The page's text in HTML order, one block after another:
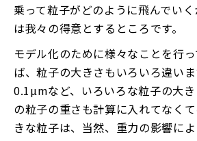
乗って粒子がどのように飛んでい
は我々の得意とするところです。
モデル化のために様々なことを行
ば、粒子の大きさもいろいろ違い
0.1µmなど、いろいろな粒子の大
の粒子の重さも計算に入れてなく
きな粒子は、当然、重力の影響に